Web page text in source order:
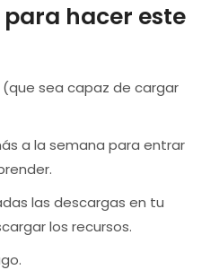
para hacer este
sea capaz de cargar
a la semana para entrar
las descargas en tu
los recursos.